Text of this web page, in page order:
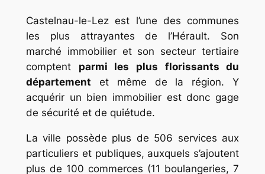
Castelnau-le-Lez est l’une des communes
les plus attrayantes de l’Hérault. Son
marché immobilier et son secteur tertiaire
comptent parmi les plus florissants du
département et même de la région. Y
acquérir un bien immobilier est donc gage
de sécurité et de quiétude.
La ville possède plus de 506 services aux
particuliers et publiques, auxquels s’ajoutent
plus de 100 commerces (11 boulangeries, 7